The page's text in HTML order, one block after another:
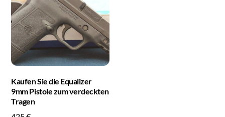
Kaufen Sie die Equalizer
9mm Pistole zum verdeckten
Tragen